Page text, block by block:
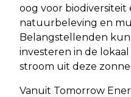
oog voor biodiversiteit
natuurbeleving en
Belangstellenden
investeren in de
stroom uit deze
Vanuit Tomorrow